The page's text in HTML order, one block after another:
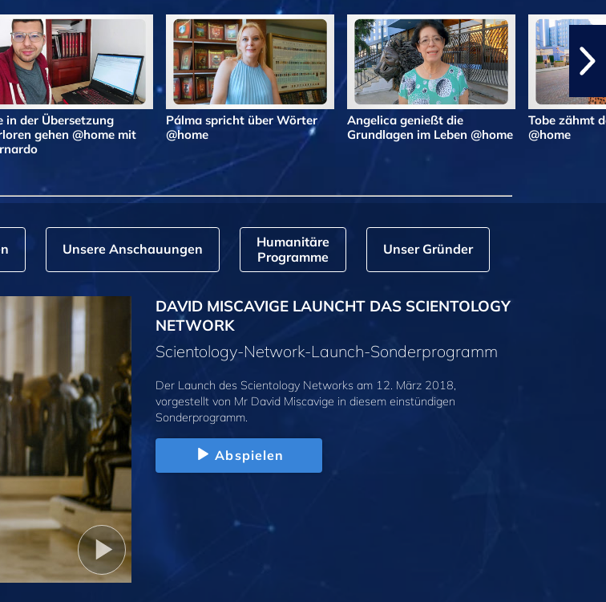
in der Übersetzung
gehen @home mit
Pálma spricht über Wörter
@home
Angelica genießt die
Grundlagen im Leben @home
Tobe zähmt
@home
Unsere Anschauungen
Humanitäre
Programme
Unser Gründer
DAVID MISCAVIGE LAUNCHT DAS SCIENTOLOGY
NETWORK
Scientology-Network-Launch-Sonderprogramm
Der Launch des Scientology Networks am 12. März 2018,
vorgestellt von Mr David Miscavige in diesem einstündigen
Sonderprogramm.
Abspielen